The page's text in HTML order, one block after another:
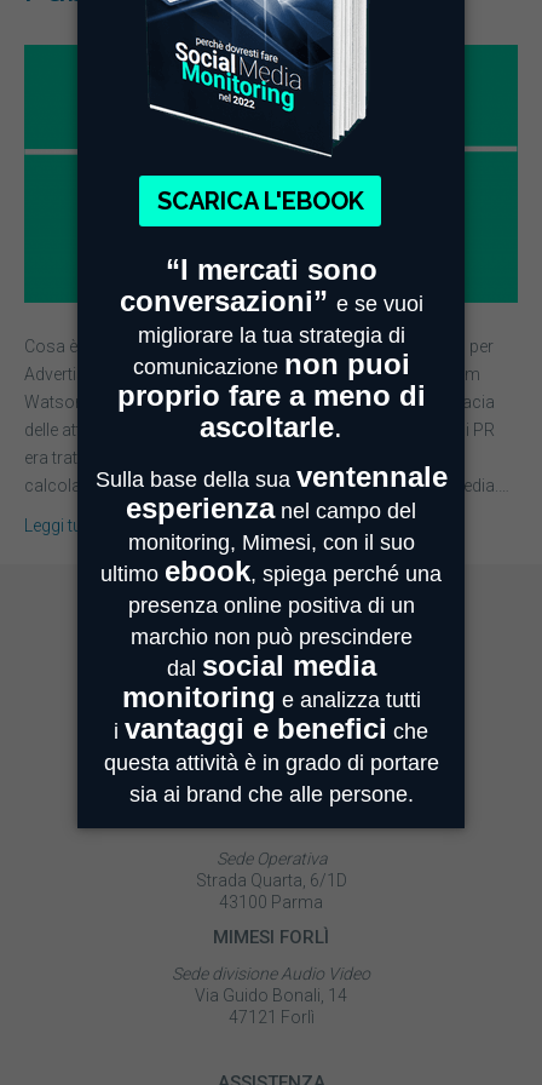
Cosa è il Valore Pubblicitario Equivalente? L’AVE, acronimo per
Advertising Value Equivalency, nasce da un’intuizione di Tom
Watson negli anni Quaranta. E’ un valore che misura l’efficacia
delle attività di pubbliche relazioni (PR). Infatti ogni azione di PR
era trattata come se fosse un contenuto pubblicitario,
calcolando come suo “valore” la presenza ottenuta sui media.…
Leggi tutto
MIMESI MILANO
Sede Legale e Commerciale
Centro Direzionale Milanofiori
Strada 4, Palazzo A - Scala 2
20059 Assago
Sede Operativa
Strada Quarta, 6/1D
43100 Parma
MIMESI FORLÌ
Sede divisione Audio Video
Via Guido Bonali, 14
47121 Forlì